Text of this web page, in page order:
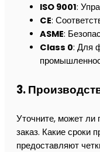
ISO 9001:
CE:
ASME:
Class 0: Для
3.
Уточните, может ли
заказ. Какие сроки
предоставляют